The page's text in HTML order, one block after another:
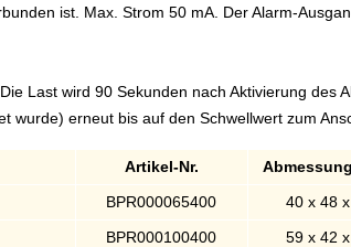
ist. Max. Strom 50 mA. Der Alarm-
Die Last wird 90 Sekunden nach Aktivierung des
wurde) erneut bis auf den Schwellwert zum
Artikel-Nr.
BPR000065400 40 x 48
BPR000100400 59 x 42